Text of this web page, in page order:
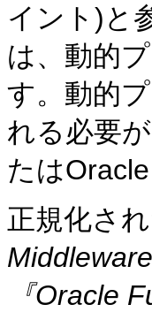
イント)と
は、動的
す。動的
れる必要
たは
正規化さ
『Oracle